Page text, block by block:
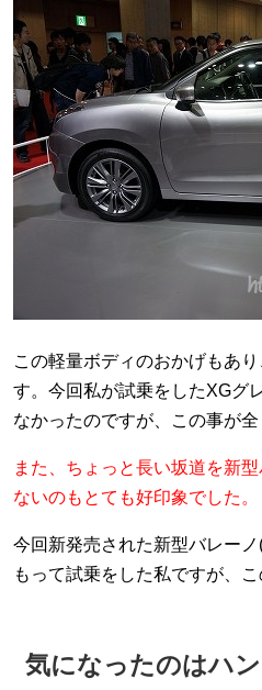
この軽量ボディのおかげもあ
す。今回私が試乗をしたXGグ
なかったのですが、この事が
また、ちょっと長い坂道を新
ないのもとても好印象でした。
今回新発売された新型バレー
もって試乗をした私ですが、
気になったのはハ